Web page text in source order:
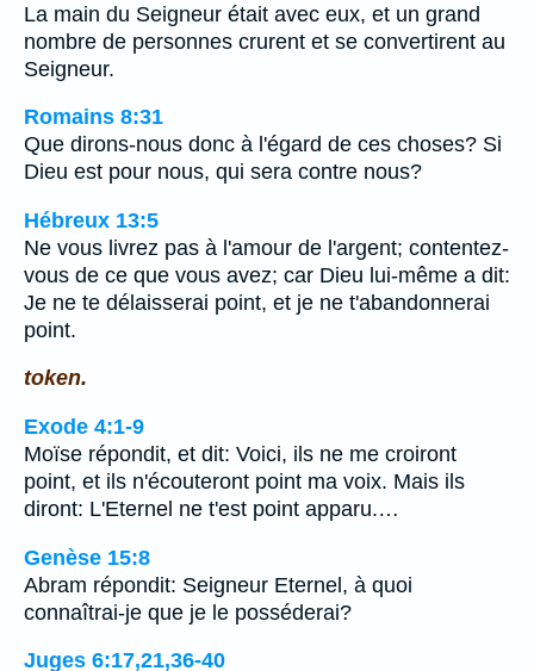
La main du Seigneur était avec eux, et un grand
nombre de personnes crurent et se convertirent au
Seigneur.
Romains 8:31
Que dirons-nous donc à l'égard de ces choses? Si
Dieu est pour nous, qui sera contre nous?
Hébreux 13:5
Ne vous livrez pas à l'amour de l'argent; contentez-
vous de ce que vous avez; car Dieu lui-même a dit:
Je ne te délaisserai point, et je ne t'abandonnerai
point.
token.
Exode 4:1-9
Moïse répondit, et dit: Voici, ils ne me croiront
point, et ils n'écouteront point ma voix. Mais ils
diront: L'Eternel ne t'est point apparu.…
Genèse 15:8
Abram répondit: Seigneur Eternel, à quoi
connaîtrai-je que je le posséderai?
Juges 6:17,21,36-40